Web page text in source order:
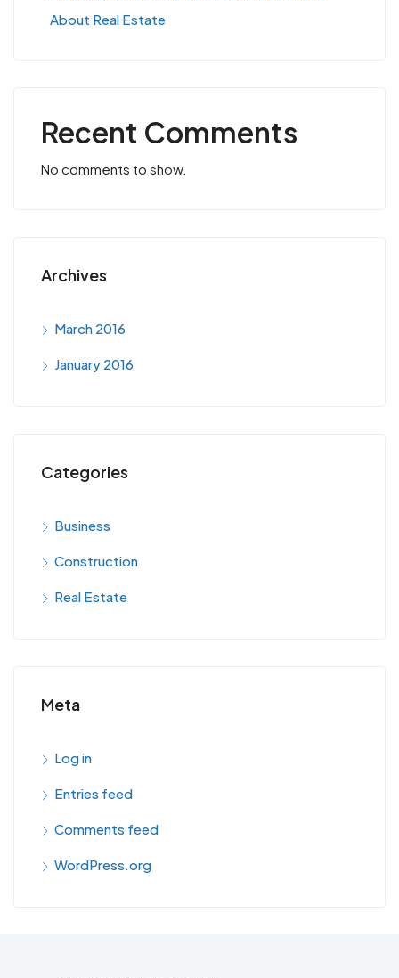
About Real Estate
Recent Comments
No comments to show.
Archives
March 2016
January 2016
Categories
Business
Construction
Real Estate
Meta
Log in
Entries feed
Comments feed
WordPress.org